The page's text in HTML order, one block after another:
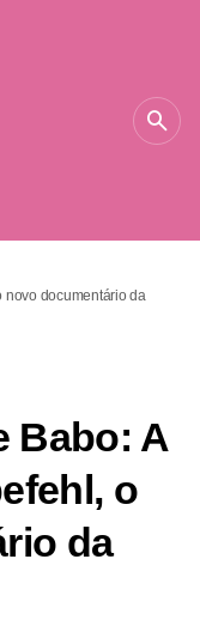
novo documentário da
Babo: A
o
da